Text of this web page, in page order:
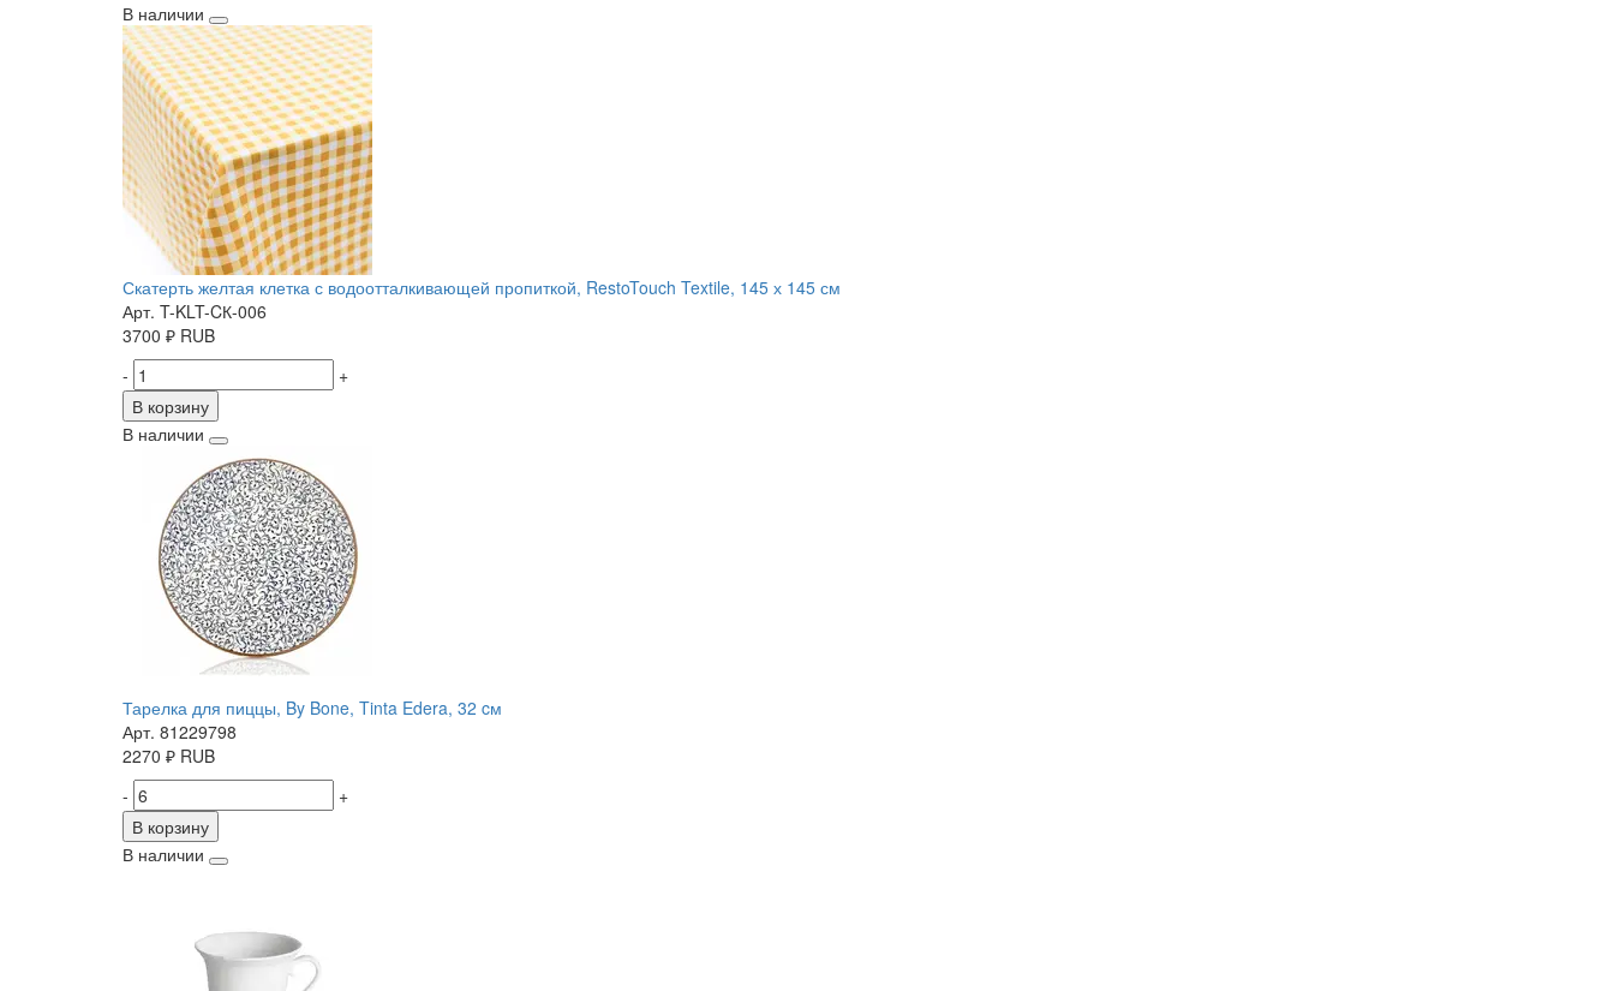
В наличии
Скатерть желтая клетка с водоотталкивающей пропиткой, RestoTouch Textile, 145 х 145 см
Арт. T-KLT-CК-006
3700 ₽ RUB
-
+
В корзину
В наличии
Тарелка для пиццы, By Bone, Tinta Edera, 32 cм
Арт. 81229798
2270 ₽ RUB
-
+
В корзину
В наличии